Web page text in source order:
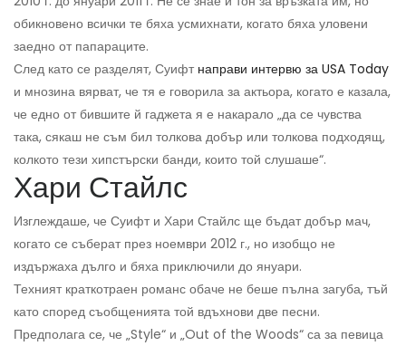
обикновено всички те бяха усмихнати, когато бяха уловени
заедно от папараците.
След като се разделят, Суифт направи интервю за USA Today
и мнозина вярват, че тя е говорила за актьора, когато е казала,
че едно от бившите й гаджета я е накарало „да се чувства
така, сякаш не съм бил толкова добър или толкова подходящ,
колкото тези хипстърски банди, които той слушаше“.
Хари Стайлс
Изглеждаше, че Суифт и Хари Стайлс ще бъдат добър мач,
когато се съберат през ноември 2012 г., но изобщо не
издържаха дълго и бяха приключили до януари.
Техният краткотраен романс обаче не беше пълна загуба, тъй
като според съобщенията той вдъхнови две песни.
Предполага се, че „Style“ и „Out of the Woods“ са за певица